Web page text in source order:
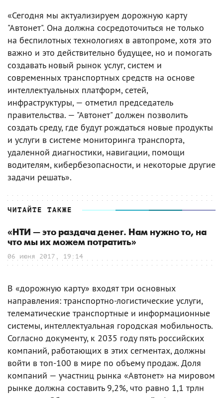
«Сегодня мы актуализируем дорожную карту
"Автонет". Она должна сосредоточиться не только
на беспилотных технологиях в автопроме, хотя это
важно и это действительно будущее, но и помогать
создавать новый рынок услуг, систем и
современных транспортных средств на основе
интеллектуальных платформ, сетей,
инфраструктуры, — отметил председатель
правительства. — "Автонет" должен позволить
создать среду, где будут рождаться новые продукты
и услуги в системе мониторинга транспорта,
удаленной диагностики, навигации, помощи
водителям, кибербезопасности, и некоторые другие
задачи решать».
ЧИТАЙТЕ ТАКЖЕ
«НТИ — это раздача денег. Нам нужно то, на
что мы их можем потратить»
06 июня 2017, 19:14
В «дорожную карту» входят три основных
направления: транспортно-логистические услуги,
телематические транспортные и информационные
системы, интеллектуальная городская мобильность.
Согласно документу, к 2035 году пять российских
компаний, работающих в этих сегментах, должны
войти в топ-100 в мире по объему продаж. Доля
компаний — участниц рынка «Автонет» на мировом
рынке должна составить 9,2%, что равно 1,1 трлн